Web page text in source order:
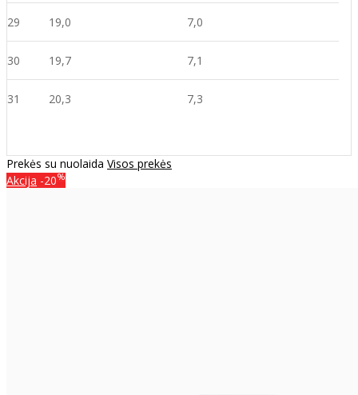
29 19,0 7,0
30 19,7 7,1
31 20,3 7,3
Prekės su nuolaida Visos prekės
Akcija -20%